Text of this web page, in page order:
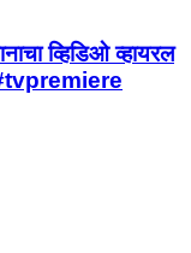
व्हिडिओ व्हायरल